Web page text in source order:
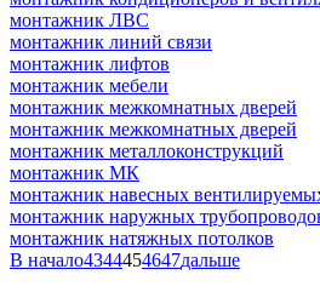
монтажник ЛВС
монтажник линий связи
монтажник лифтов
монтажник мебели
монтажник межкомнатных дверей
монтажник межкомнатных дверей
монтажник металлоконструкций
монтажник МК
монтажник навесных
монтажник наружных
монтажник натяжных потолков
В начало4344454647дальше